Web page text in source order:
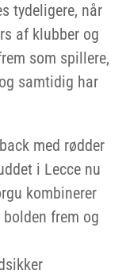
tydeligere, når
af klubber og
som spillere,
samtidig har
med rødder
i Lecce nu
kombinerer
frem og